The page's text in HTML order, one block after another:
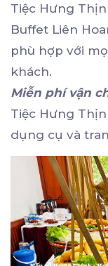
Tiệc Hưng
Buffet Liên
phù hợp với
khách.
Miễn phí vận
Tiệc Hưng
dụng cụ và